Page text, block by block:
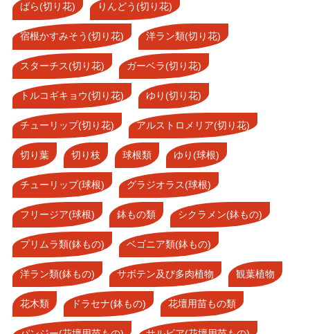
ばら(切り花) りんどう(切り花)
宿根かすみそう(切り花) 洋ラン類(切り花)
スターチス(切り花) ガーベラ(切り花)
トルコギキョウ(切り花) ゆり(切り花)
チューリップ(切り花) アルストロメリア(切り花)
切り葉 切り枝 球根類 ゆり(球根)
チューリップ(球根) グラジオラス(球根)
フリージア(球根) 鉢もの類 シクラメン(鉢もの)
プリムラ類(鉢もの) ベゴニア類(鉢もの)
洋ラン類(鉢もの) サボテン及び多肉植物 観葉植物
花木類 ドラセナ(鉢もの) 花壇用苗もの類